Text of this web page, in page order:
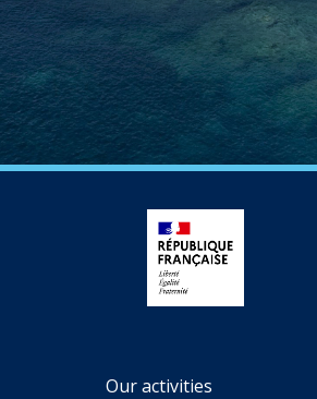
Our activities